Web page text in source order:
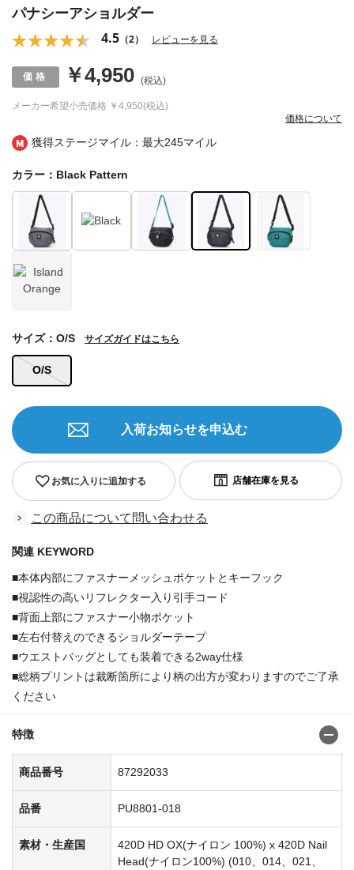
獲得ステージマイル：最大245マイル
パナシーアショルダー
4.5 （2） レビューを見る
メーカー希望小売価格 ￥4,950(税込)
￥4,950 (税込)
価格について
カラー：Black Pattern
O/S
サイズ：O/S サイズガイドはこちら
お気に入りに追加する
入荷お知らせを申込む
この商品について問い合わせる
関連 KEYWORD
■本体内部にファスナーメッシュポケットとキーフック
■視認性の高いリフレクター入り引手コード
■背面上部にファスナー小物ポケット
■左右付替えのできるショルダーテープ
■ウエストバッグとしても装着できる2way仕様
■総柄プリントは裁断箇所により柄の出方が変わりますのでご了承
ください
特徴
商品番号 87292033
品番 PU8801-018
素材・生産国
420D HD OX(ナイロン 100%) x 420D Nail
Head(ナイロン100%) (010、014、021、